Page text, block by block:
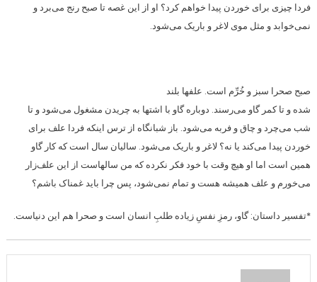
فردا چیزی برای خوردن پیدا خواهم کرد؟ او از این غصه تا صبح رنج می‌برد و
نمی‌خوابد و مثل موی لاغر و باریک می‌شود.
صبح صحرا سبز و خُرِّم است. علفها بلند
شده و تا کمر گاو می‌رسند. دوباره گاو با اشتها به چریدن مشغول می‌شود و تا
شب می‌چرد و چاق و فربه می‌شود. باز شبانگاه از ترس اینکه فردا علف برای
خوردن پیدا می‌کند یا نه؟ لاغر و باریک می‌شود. سالیان سال است که کار گاو
همین است اما او هیچ وقت با خود فکر نکرده که من سالهاست از این علف‌‌زار
می‌خورم و علف همیشه هست و تمام نمی‌شود، پس چرا باید غمناک باشم؟
*تفسیر داستان: گاو، رمزِ نفسِ زیاده طلبِ انسان است و صحرا هم این دنیاست.